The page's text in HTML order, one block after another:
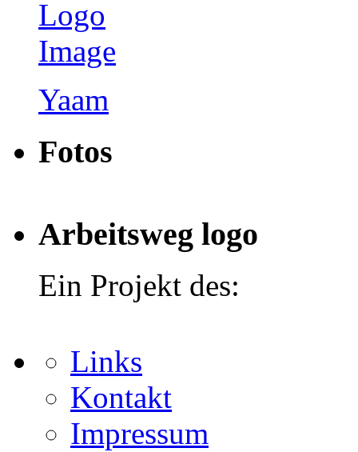
Yaam
Fotos
Arbeitsweg logo
Ein Projekt des:
Links
Kontakt
Impressum